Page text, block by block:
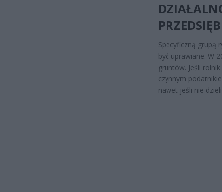
Specyficzną grupą
być uprawiane. W
gruntów. Jeśli
czynnym
nawet jeśli nie